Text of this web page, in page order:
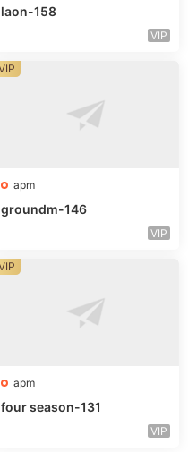
laon-158
VIP
apm
groundm-146
VIP
apm
four season-131
VIP